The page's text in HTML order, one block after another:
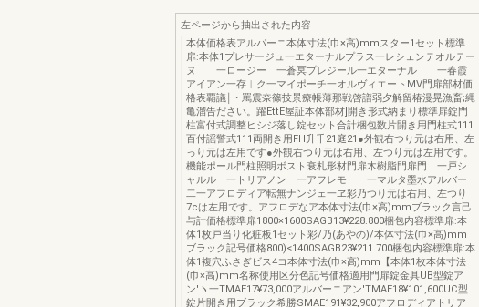
左ページから抽出された内容
本体価格表アルパーニ本体寸法(巾×高)mmスター1セット標準
扉:本体1プレサージュ一エターナルプラス一レシェンテオルテー
ヌ 一ロージー 一蒼冥プレジール一エターナル 一春霞
アイアン一存︱ク一マイポーチ一オルヴィエートMV門扉部材価
格表覇議￨・罵震奈篠技景療帳薄那戦啓譜弱夕解留椿漫晃漁畜;縄
亀溜告ださい。躍EttE屋証本体部材]開き形式納まり標準扉錠門
柱富付式調整ヒシジ落し錠セット合計梱包数片開き用門柱式111
百付謡警式111両開き用FH升千21庭21●外観右つり元は右用、左
っり元は左用です●外観右つり元は右用、左つり元は左用です。
機能ポール門柱照明ボスト衰札形材門扉木樹脂門扉門 一戸シ
ャルル 一トリアノン 一アフレモ 一マルタ墨水アルバー
二一アフロディア転無ナンジェ一ヱ彩乃つり元は右用、左つり
7cは左用です。アフロデなア本体寸法(巾×高)mmブラック言己
与計価格標準扉1800×1600SAGB13¥228.800梱包内容標準扉:本
体1枚戸当り化粧板1セット彩/乃(あやの)/本体寸法(巾×高)mm
ブラック記号価格800)<1400SAGB23¥211.700梱包内容標準扉:本
体1複穴ふさぎビス4コ本体寸法(巾×高)mm【本体1枚本体寸法
(巾×高)mm名称使用区分色記号価格適用門扉錠金具UB型錠ア
ン′ヽ一TMAE17¥73,000アルバーニアン′TMAE18¥101,600UC型
錠片開き用ブラック希勝SMAE191¥32,900アフロディアトリア